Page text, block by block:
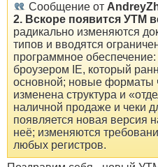
Сообщение от
2. Вскоре появится УТМ
радикально изменяются
типов и вводятся
программное
броузером IE, который
основной; новые форматы
изменена структура и
наличной продаже и чеки
появляется новая версия
неё; изменяются
любых регистров.